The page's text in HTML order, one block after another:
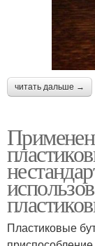
читать дальше →
Пластиковые